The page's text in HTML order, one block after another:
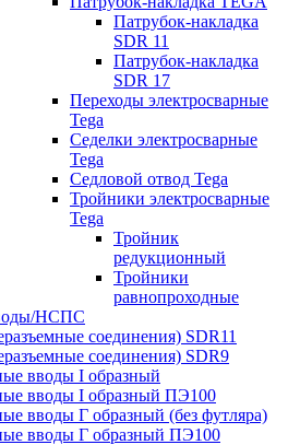
Патрубок-накладка
SDR 11
Патрубок-накладка
SDR 17
Переходы электросварные
Tega
Седелки электросварные
Tega
Седловой отвод Tega
Тройники электросварные
Tega
Тройник
редукционный
Тройники
равнопроходные
НСПС
соединения) SDR11
соединения) SDR9
вводы I образный
вводы I образный ПЭ100
вводы Г образный (без футляра)
вводы Г образный ПЭ100